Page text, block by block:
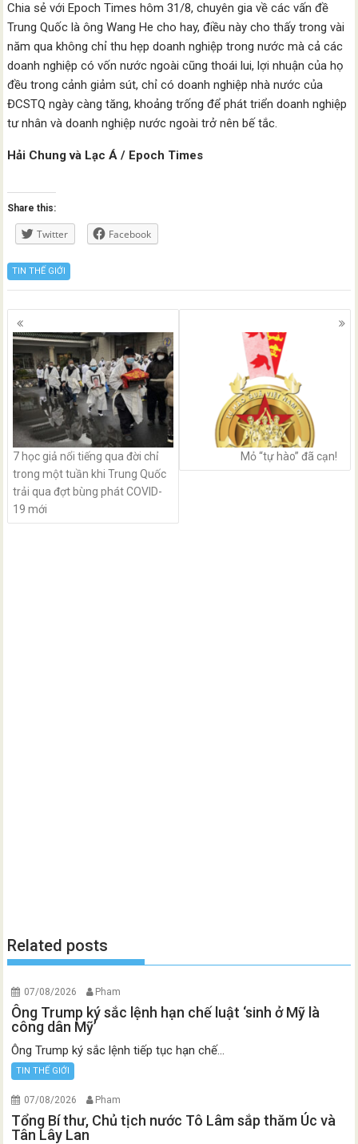
Chia sẻ với Epoch Times hôm 31/8, chuyên gia về các vấn đề
Trung Quốc là ông Wang He cho hay, điều này cho thấy trong vài
năm qua không chỉ thu hẹp doanh nghiệp trong nước mà cả các
doanh nghiệp có vốn nước ngoài cũng thoái lui, lợi nhuận của họ
đều trong cảnh giảm sút, chỉ có doanh nghiệp nhà nước của
ĐCSTQ ngày càng tăng, khoảng trống để phát triển doanh nghiệp
tư nhân và doanh nghiệp nước ngoài trở nên bế tắc.
Hải Chung và Lạc Á / Epoch Times
Share this:
Twitter Facebook
TIN THẾ GIỚI
Posts
navigation
7 học giả nổi tiếng qua đời chỉ
trong một tuần khi Trung Quốc
trải qua đợt bùng phát COVID-
19 mới
Mỏ “tự hào” đã cạn!
Related posts
07/08/2026 Pham
Ông Trump ký sắc lệnh hạn chế luật ‘sinh ở Mỹ là
công dân Mỹ’
Ông Trump ký sắc lệnh tiếp tục hạn chế...
TIN THẾ GIỚI
07/08/2026 Pham
Tổng Bí thư, Chủ tịch nước Tô Lâm sắp thăm Úc và
Tân Lây Lan